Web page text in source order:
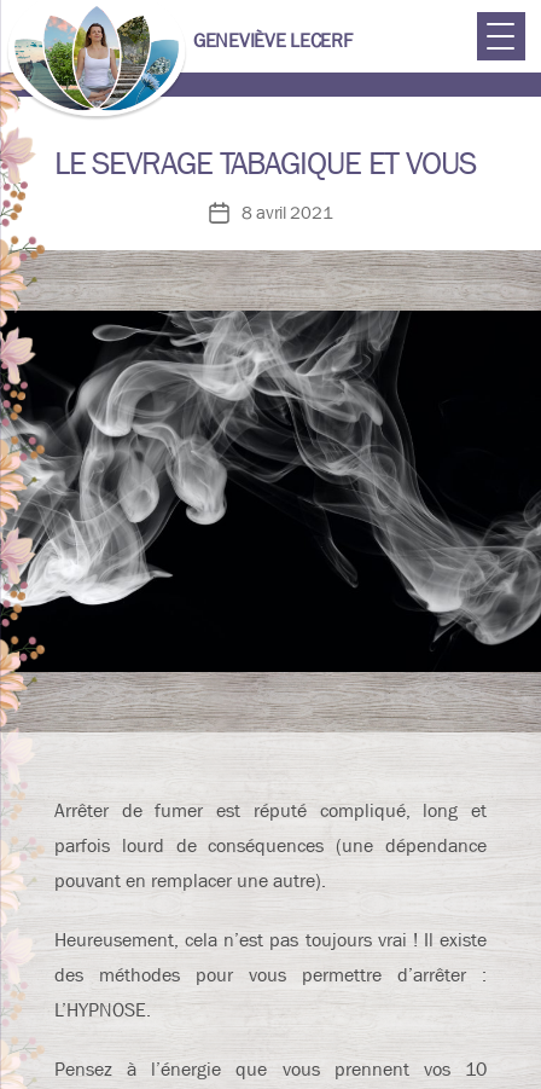
Geneviève
Lecerf
GENEVIÈVE LECERF
LE SEVRAGE TABAGIQUE ET VOUS
Date
l’article
8 avril 2021
Arrêter de fumer est réputé compliqué, long et
parfois lourd de conséquences (une dépendance
pouvant en remplacer une autre).
Heureusement, cela n’est pas toujours vrai ! Il existe
des méthodes pour vous permettre d’arrêter :
L’HYPNOSE.
Pensez à l’énergie que vous prennent vos 10